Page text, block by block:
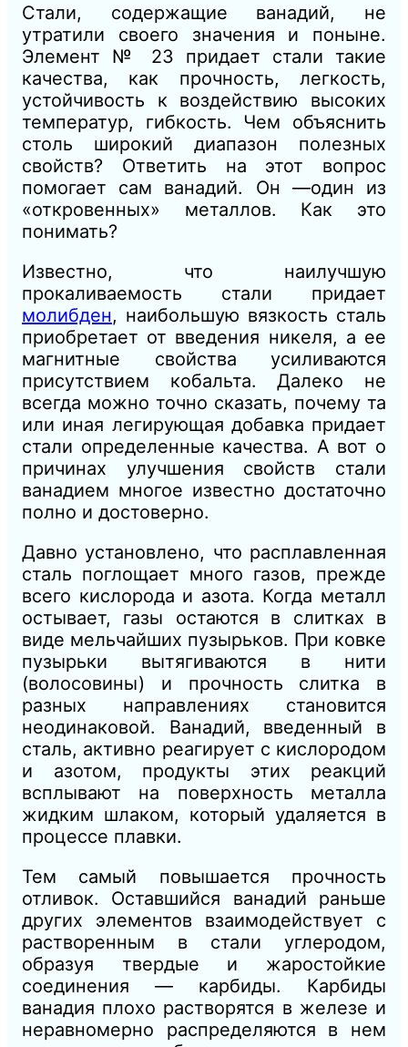
Стали, содержащие ванадий, не
утратили своего значения и поныне.
Элемент № 23 придает стали такие
качества, как прочность, легкость,
устойчивость к воздействию высоких
температур, гибкость. Чем объяснить
столь широкий диапазон полезных
свойств? Ответить на этот вопрос
помогает сам ванадий. Он —один из
«откровенных» металлов. Как это
понимать?
Известно, что наилучшую
прокаливаемость стали придает
молибден, наибольшую вязкость сталь
приобретает от введения никеля, а ее
магнитные свойства усиливаются
присутствием кобальта. Далеко не
всегда можно точно сказать, почему та
или иная легирующая добавка придает
стали определенные качества. А вот о
причинах улучшения свойств стали
ванадием многое известно достаточно
полно и достоверно.
Давно установлено, что расплавленная
сталь поглощает много газов, прежде
всего кислорода и азота. Когда металл
остывает, газы остаются в слитках в
виде мельчайших пузырьков. При ковке
пузырьки вытягиваются в нити
(волосовины) и прочность слитка в
разных направлениях становится
неодинаковой. Ванадий, введенный в
сталь, активно реагирует с кислородом
и азотом, продукты этих реакций
всплывают на поверхность металла
жидким шлаком, который удаляется в
процессе плавки.
Тем самый повышается прочность
отливок. Оставшийся ванадий раньше
других элементов взаимодействует с
растворенным в стали углеродом,
образуя твердые и жаростойкие
соединения — карбиды. Карбиды
ванадия плохо растворятся в железе и
неравномерно распределяются в нем